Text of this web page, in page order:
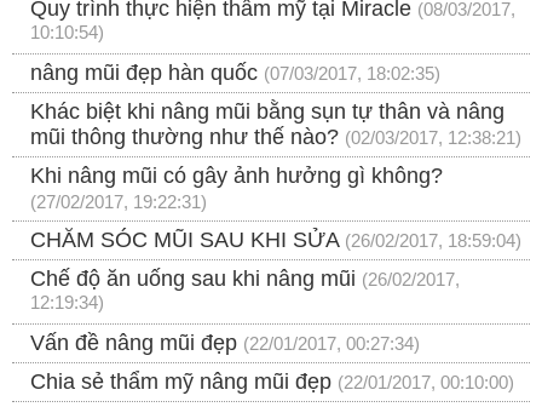
Quy trình thực hiện thẩm mỹ tại Miracle (08/03/2017,
10:10:54)
nâng mũi đẹp hàn quốc (07/03/2017, 18:02:35)
Khác biệt khi nâng mũi bằng sụn tự thân và nâng
mũi thông thường như thế nào? (02/03/2017, 12:38:21)
Khi nâng mũi có gây ảnh hưởng gì không?
(27/02/2017, 19:22:31)
CHĂM SÓC MŨI SAU KHI SỬA (26/02/2017, 18:59:04)
Chế độ ăn uống sau khi nâng mũi (26/02/2017,
12:19:34)
Vấn đề nâng mũi đẹp (22/01/2017, 00:27:34)
Chia sẻ thẩm mỹ nâng mũi đẹp (22/01/2017, 00:10:00)